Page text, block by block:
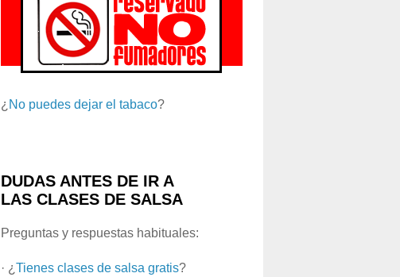
¿ No puedes dejar el tabaco?
DUDAS ANTES DE IR A
LAS CLASES DE SALSA
Preguntas y respuestas habituales:
· ¿ Tienes clases de salsa gratis?